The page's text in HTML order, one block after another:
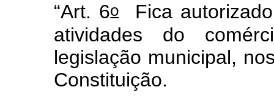
“Art. 6oFica autorizado
atividades do
legislação municipal,
Constituição.